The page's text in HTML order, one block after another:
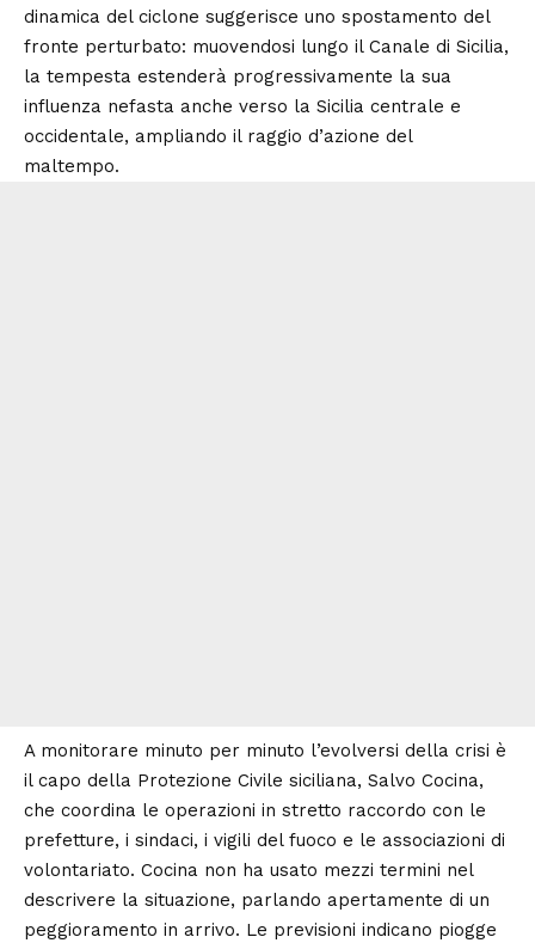
dinamica del ciclone suggerisce uno spostamento del
fronte perturbato: muovendosi lungo il Canale di Sicilia,
la tempesta estenderà progressivamente la sua
influenza nefasta anche verso la Sicilia centrale e
occidentale, ampliando il raggio d’azione del
maltempo.
A monitorare minuto per minuto l’evolversi della crisi è
il capo della Protezione Civile siciliana, Salvo Cocina,
che coordina le operazioni in stretto raccordo con le
prefetture, i sindaci, i vigili del fuoco e le associazioni di
volontariato. Cocina non ha usato mezzi termini nel
descrivere la situazione, parlando apertamente di un
peggioramento in arrivo. Le previsioni indicano piogge